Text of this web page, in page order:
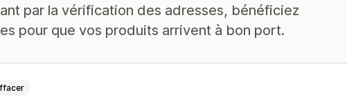
par la vérification des adresses, bénéficiez
pour que vos produits arrivent à bon port.